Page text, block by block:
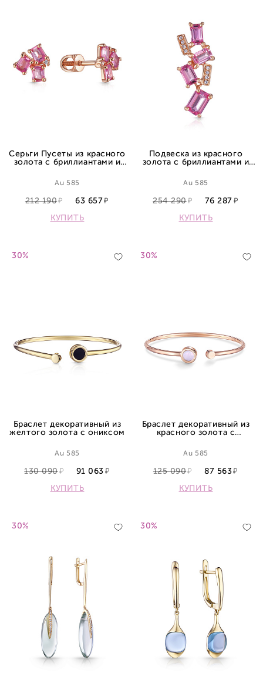
Серьги Пусеты из красного
золота с бриллиантами и
Au 585
212 190
63 657
КУПИТЬ
Подвеска из красного
золота с бриллиантами и
Au 585
254 290
76 287
КУПИТЬ
30%
Браслет декоративный из
желтого золота с ониксом
Au 585
130 090
91 063
КУПИТЬ
30%
Браслет декоративный из
красного золота с
Au 585
125 090
87 563
КУПИТЬ
30% 30%